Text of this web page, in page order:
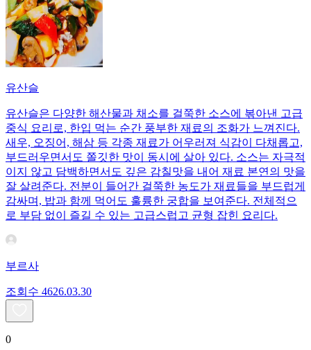
유산슬
유산슬은 다양한 해산물과 채소를 걸쭉한 소스에 볶아낸 고급
중식 요리로, 한입 먹는 순간 풍부한 재료의 조화가 느껴진다.
새우, 오징어, 해삼 등 각종 재료가 어우러져 식감이 다채롭고,
부드러우면서도 쫄깃한 맛이 동시에 살아 있다. 소스는 자극적
이지 않고 담백하면서도 깊은 감칠맛을 내어 재료 본연의 맛을
잘 살려준다. 전분이 들어간 걸쭉한 농도가 재료들을 부드럽게
감싸며, 밥과 함께 먹어도 훌륭한 궁합을 보여준다. 전체적으
로 부담 없이 즐길 수 있는 고급스럽고 균형 잡힌 요리다.
부르사
조회수 4626.03.30
0